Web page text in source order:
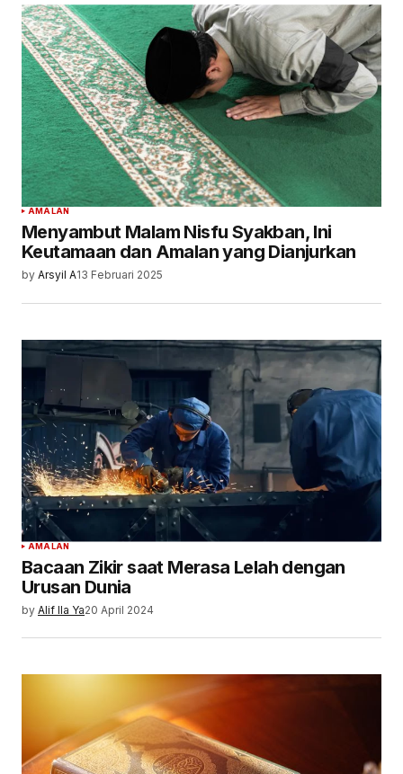
AMALAN
Menyambut Malam Nisfu Syakban, Ini
Keutamaan dan Amalan yang Dianjurkan
by Arsyil A13 Februari 2025
AMALAN
Bacaan Zikir saat Merasa Lelah dengan
Urusan Dunia
by Alif Ila Ya20 April 2024